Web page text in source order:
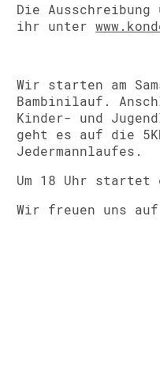
Die Ausschreibung
ihr unter
Wir starten am
Bambinilauf.
Kinder- und
geht es auf die
Jedermannlaufes.
Um 18 Uhr startet
Wir freuen uns